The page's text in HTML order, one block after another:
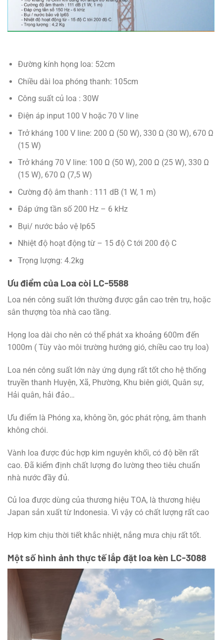
Đường kính họng loa: 52cm
Chiều dài loa phóng thanh: 105cm
Công suất củ loa : 30W
Điện áp input 100 V hoặc 70 V line
Trở kháng 100 V line: 200 Ω (50 W), 330 Ω (30 W), 670 Ω
(15 W)
Trở kháng 70 V line: 100 Ω (50 W), 200 Ω (25 W), 330 Ω
(15 W), 670 Ω (7,5 W)
Cường độ âm thanh : 111 dB (1 W, 1 m)
Đáp ứng tần số 200 Hz – 6 kHz
Bụi/ nước bảo vệ Ip65
Nhiệt độ hoạt động từ – 15 độ C tới 200 độ C
Trọng lượng: 4.2kg
Ưu điểm của Loa còi LC-5588
Loa nén công suất lớn thường được gắn cao trên trụ, hoặc
sân thượng tòa nhà cao tầng.
Họng loa dài cho nên có thể phát xa khoảng 600m đến
1000m ( Tùy vào môi trường hướng gió, chiều cao trụ loa)
Loa nén công suất lớn này ứng dụng rất tốt cho hệ thống
truyền thanh Huyện, Xã, Phường, Khu biên giới, Quân sự,
Hải quân, hải đảo…
Ưu điểm là Phóng xa, không ồn, góc phát rộng, âm thanh
không chói.
Vành loa được đúc hợp kim nguyên khối, có độ bền rất
cao. Đã kiểm định chất lượng đo lường theo tiêu chuẩn
nhà nước đầy đủ.
Củ loa được dùng của thương hiệu TOA, là thương hiệu
Japan sản xuất từ Indonesia. Vì vậy có chất lượng rất cao
Hợp kim chịu thời tiết khắc nhiệt, nắng mưa chịu rất tốt.
Một số hình ảnh thực tế lắp đặt loa kèn LC-3088